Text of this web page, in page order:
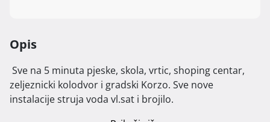
Opis
zeljeznicki kolodvor i gradski Korzo. Sve nove
instalacije struja voda vl.sat i brojilo.